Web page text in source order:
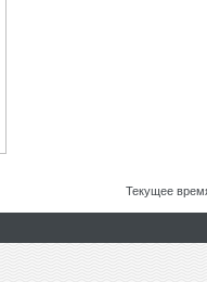
Текущее